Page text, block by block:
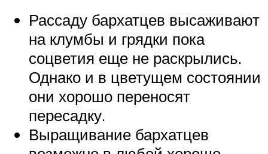
Рассаду бархатцев высаживают
на клумбы и грядки пока
соцветия еще не раскрылись.
Однако и в цветущем состоянии
они хорошо переносят
пересадку.
Выращивание бархатцев